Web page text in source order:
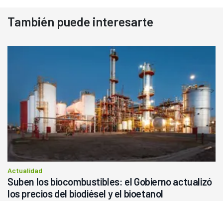
También puede interesarte
Actualidad
Suben los biocombustibles: el Gobierno actualizó
los precios del biodiésel y el bioetanol